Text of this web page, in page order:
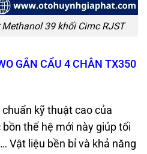
39 khối Cimc RJST
GẮN CẨU 4 CHÂN TX350
kỹ thuật cao của
bồn thế hệ mới này giúp tối
Vật liệu bền bỉ và khả năng